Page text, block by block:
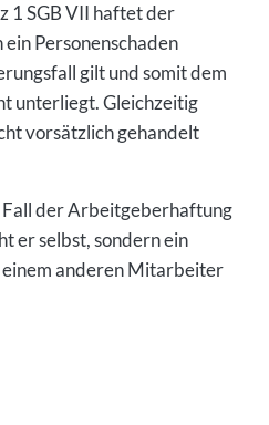
1 SGB VII haftet der
Personenschaden
gilt und somit dem
unterliegt. Gleichzeitig
vorsätzlich gehandelt
der Arbeitgeberhaftung
er selbst, sondern ein
anderen Mitarbeiter